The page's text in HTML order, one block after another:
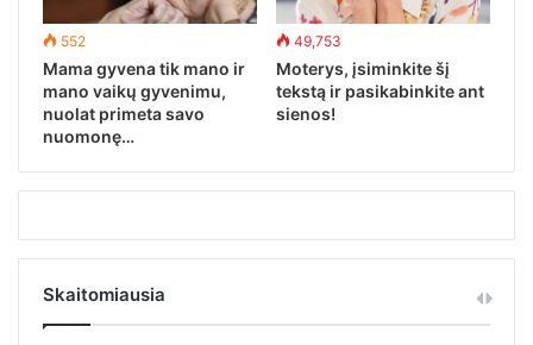
552
Mama gyvena tik mano ir
mano vaikų gyvenimu,
nuolat primeta savo
nuomonę…
49,753
Moterys, įsiminkite šį
tekstą ir pasikabinkite ant
sienos!
Skaitomiausia